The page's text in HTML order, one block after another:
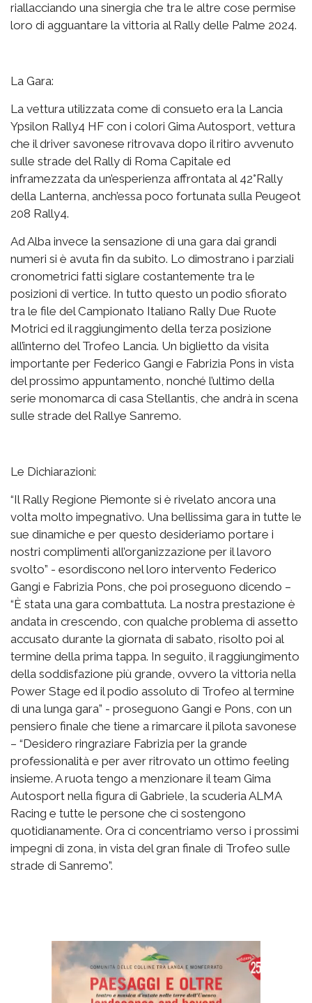
riallacciando una sinergia che tra le altre cose permise
loro di agguantare la vittoria al Rally delle Palme 2024.
La Gara:
La vettura utilizzata come di consueto era la Lancia
Ypsilon Rally4 HF con i colori Gima Autosport, vettura
che il driver savonese ritrovava dopo il ritiro avvenuto
sulle strade del Rally di Roma Capitale ed
inframezzata da un’esperienza affrontata al 42°Rally
della Lanterna, anch’essa poco fortunata sulla Peugeot
208 Rally4.
Ad Alba invece la sensazione di una gara dai grandi
numeri si è avuta fin da subito. Lo dimostrano i parziali
cronometrici fatti siglare costantemente tra le
posizioni di vertice. In tutto questo un podio sfiorato
tra le file del Campionato Italiano Rally Due Ruote
Motrici ed il raggiungimento della terza posizione
all’interno del Trofeo Lancia. Un biglietto da visita
importante per Federico Gangi e Fabrizia Pons in vista
del prossimo appuntamento, nonché l’ultimo della
serie monomarca di casa Stellantis, che andrà in scena
sulle strade del Rallye Sanremo.
Le Dichiarazioni:
“Il Rally Regione Piemonte si è rivelato ancora una
volta molto impegnativo. Una bellissima gara in tutte le
sue dinamiche e per questo desideriamo portare i
nostri complimenti all’organizzazione per il lavoro
svolto” - esordiscono nel loro intervento Federico
Gangi e Fabrizia Pons, che poi proseguono dicendo –
“È stata una gara combattuta. La nostra prestazione è
andata in crescendo, con qualche problema di assetto
accusato durante la giornata di sabato, risolto poi al
termine della prima tappa. In seguito, il raggiungimento
della soddisfazione più grande, ovvero la vittoria nella
Power Stage ed il podio assoluto di Trofeo al termine
di una lunga gara” - proseguono Gangi e Pons, con un
pensiero finale che tiene a rimarcare il pilota savonese
– “Desidero ringraziare Fabrizia per la grande
professionalità e per aver ritrovato un ottimo feeling
insieme. A ruota tengo a menzionare il team Gima
Autosport nella figura di Gabriele, la scuderia ALMA
Racing e tutte le persone che ci sostengono
quotidianamente. Ora ci concentriamo verso i prossimi
impegni di zona, in vista del gran finale di Trofeo sulle
strade di Sanremo”.